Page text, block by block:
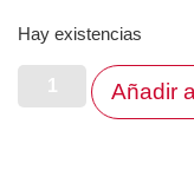
Hay existencias
Añadir